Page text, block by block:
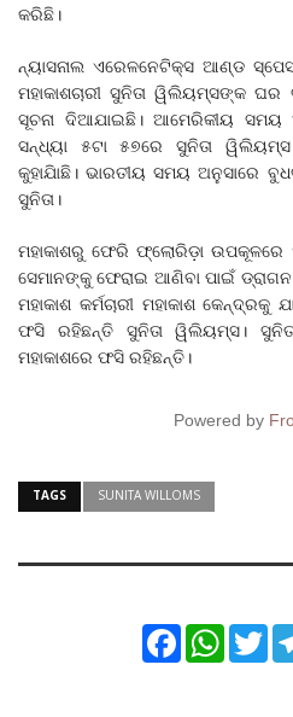
କରିଛି।
ନ୍ୟାସନାଲ ଏରେଳନେଟିକ୍ସ ଆଣ୍ଡ
ମହାକାଶଚାରୀ ସୁନିତା ୱିଲିୟମ୍ସଙ୍କ ଘର
ସୂଚନା ଦିଆଯାଇଛି। ଆମେରିକୀୟ ସମୟ
ସନ୍ଧ୍ୟା ୫ଟା ୫୭ରେ ସୁନିତା
କୁହାଯାିଛି। ଭାରତୀୟ ସମୟ ଅନୁସାରେ
ସୁନିତା।
ମହାକାଶରୁ ଫେରି ଫ୍ଲୋରିଡ଼ା ଉପକୂଳରେ
ସେମାନଙ୍କୁ ଫେରାଇ ଆଣିବା ପାଇଁ
ମହାକାଶ କର୍ମଚାରୀ ମହାକାଶ କେନ୍ଦ୍ରକୁ
ଫସି ରହିଛନ୍ତି ସୁନିତା ୱିଲିୟମ୍ସ।
ମହାକାଶରେ ଫସି ରହିଛନ୍ତି।
Powered by
TAGS SUNITA WILLOMS
Facebook